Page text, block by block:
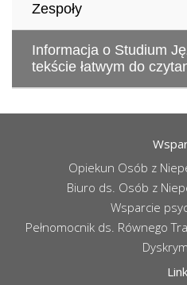
Zespoły
Informacja o Studium
tekście łatwym do
Opiekun Osób z
Biuro ds. Osób z
Wsparcie
Pełnomocnik ds. Równego